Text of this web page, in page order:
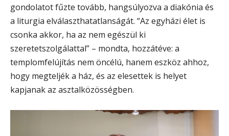
gondolatot fűzte tovább, hangsúlyozva a diakónia és
a liturgia elválaszthatatlanságát. “Az egyházi élet is
csonka akkor, ha az nem egészül ki
szeretetszolgálattal” – mondta, hozzátéve: a
templomfelújítás nem öncélú, hanem eszköz ahhoz,
hogy megteljék a ház, és az elesettek is helyet
kapjanak az asztalközösségben.